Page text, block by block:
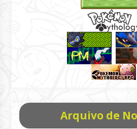
Arquivo de